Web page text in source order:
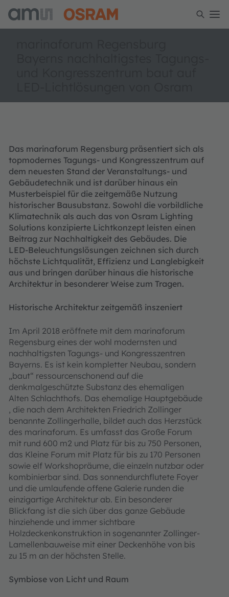
Das marinaforum Regensburg präsentiert sich als
topmodernes Tagungs- und Kongresszentrum auf
dem neuesten Stand der Veranstaltungs- und
Gebäudetechnik und ist darüber hinaus ein
Musterbeispiel für die zeitgemäße Nutzung
historischer Bausubstanz. Sowohl die vorbildliche
Klimatechnik als auch das von Osram Lighting
Solutions konzipierte Lichtkonzept leisten einen
Beitrag zur Nachhaltigkeit des Gebäudes. Die
LED-Beleuchtungslösungen zeichnen sich durch
höchste Lichtqualität, Effizienz und Langlebigkeit
aus und bringen darüber hinaus die historische
Architektur in besonderer Weise zum Tragen.
Historische Architektur zeitgemäß inszeniert
Im April 2018 eröffnete mit dem marinaforum
Regensburg eines der wohl modernsten und
nachhaltigsten Tagungs- und Kongresszentren
Bayerns. Es ist kein kompletter Neubau, sondern
„baut“ ressourcenschonend auf die
denkmalgeschützte Substanz des ehemaligen
Alten Schlachthofs. Das ehemalige Hauptgebäude
, die nach dem Architekten Friedrich Zollinger
benannte Zollingerhalle, bildet auch das Herzstück
des marinaforum. Es umfasst das Große Forum
mit rund 600 m2 und Platz für bis zu 750 Personen,
das Kleine Forum mit Platz für bis zu 170 Personen
sowie elf Workshopräume, die einzeln nutzbar oder
kombinierbar sind. Das sonnendurchflutete Foyer
und die umlaufende offene Galerie runden die
einzigartige Architektur ab. Ein besonderer
Blickfang ist die sich über das ganze Gebäude
hinziehende und immer sichtbare
Holzdeckenkonstruktion in sogenannter Zollinger-
Lamellenbauweise mit einer Deckenhöhe von bis
zu 15 m an der höchsten Stelle.
Symbiose von Licht und Raum